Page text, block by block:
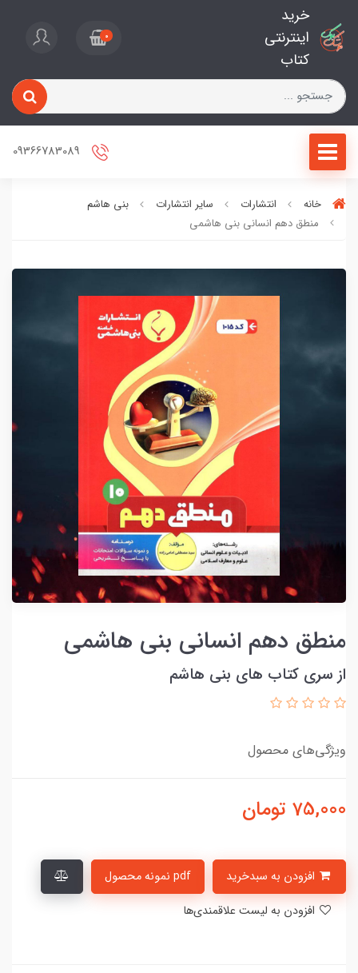
خرید
اینترنتی
کتاب
0
خانه انتشارات سایر انتشارات
بنی هاشم
منطق دهم انسانی بنی هاشمی
منطق دهم انسانی بنی هاشمی
از سری کتاب های بنی هاشم
ویژگی‌های محصول
75,000 تومان
pdf نمونه محصول